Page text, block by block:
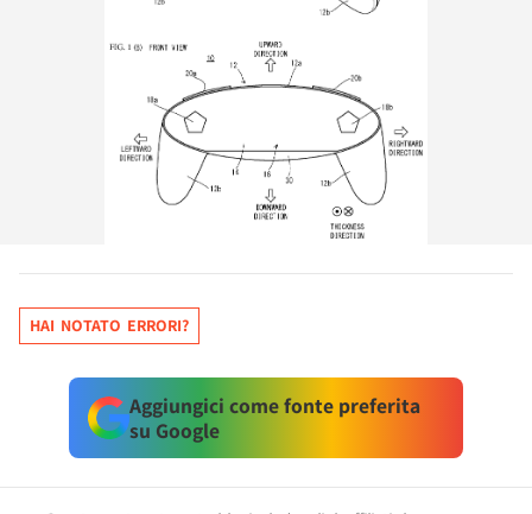
HAI NOTATO ERRORI?
Aggiungici come fonte preferita
su Google